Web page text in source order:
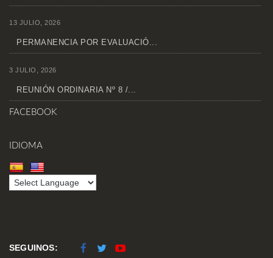
13 JULIO, 2026
PERMANENCIA POR EVALUACIÓ...
3 JULIO, 2026
REUNIÓN ORDINARIA Nº 8 /...
FACEBOOK
IDIOMA
SEGUINOS: